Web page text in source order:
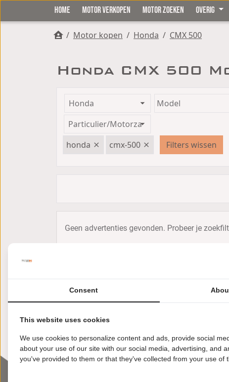
HOME MOTOR VERKOPEN MOTOR ZOEKEN OVERIG
/ Motor kopen / Honda / CMX 500
Honda CMX 500
honda
cmx-500 Filters wissen
Geen advertenties gevonden. Probeer je
Consent
This website uses cookies
We use cookies to personalize content and ads, provide social
about your use of our site with our social media, advertising, and
you've provided to them or that they've collected from your use of